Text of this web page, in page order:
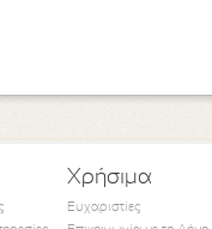
Χρήσιμα
Ευχαριστίες